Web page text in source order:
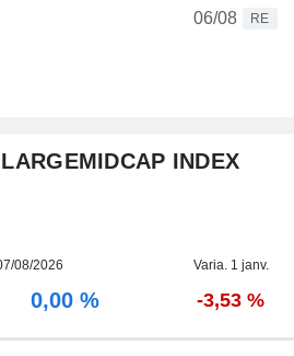
06/08
RE
INDEX
08/2026 Varia. 1 janv.
0,00 % -3,53 %